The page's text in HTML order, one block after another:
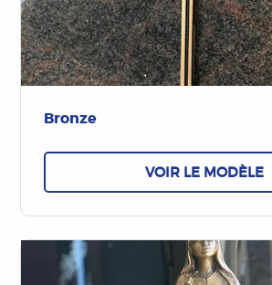
Bronze
VOIR LE MODÈLE